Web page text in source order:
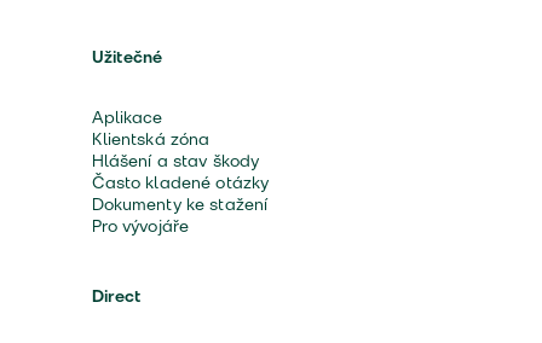
Užitečné
Aplikace
Klientská zóna
Hlášení a stav škody
Často kladené otázky
Dokumenty ke stažení
Pro vývojáře
Direct